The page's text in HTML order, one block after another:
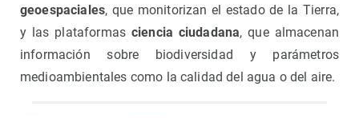
geoespaciales, que monitorizan el estado de la Tierra,
y las plataformas ciencia ciudadana, que almacenan
información sobre biodiversidad y parámetros
medioambientales como la calidad del agua o del aire.